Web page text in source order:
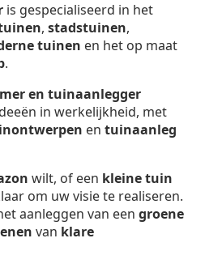
is gespecialiseerd in het
, stadstuinen,
tuinen en het op maat
.
en tuinaanlegger
in werkelijkheid, met
en tuinaanleg
wilt, of een kleine tuin
om uw visie te realiseren.
aanleggen van een groene
van klare